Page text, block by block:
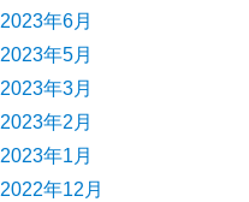
2023年6月
2023年5月
2023年3月
2023年2月
2023年1月
2022年12月